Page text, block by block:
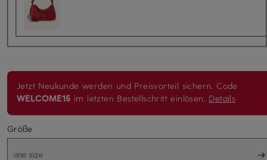
Jetzt Neukunde werden und Preisvorteil sichern. Code
WELCOME15 im letzten Bestellschritt einlösen. Details
Größe
one size